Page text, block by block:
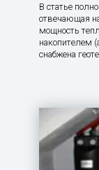
В статье
отвечающая
мощность
накопителем
снабжена